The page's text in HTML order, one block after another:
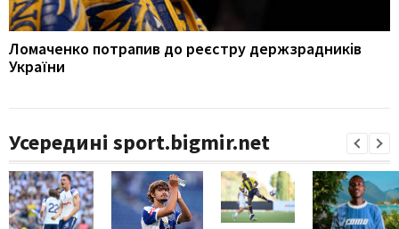
Ломаченко потрапив до реєстру держзрадників
України
Усередині sport.bigmir.net